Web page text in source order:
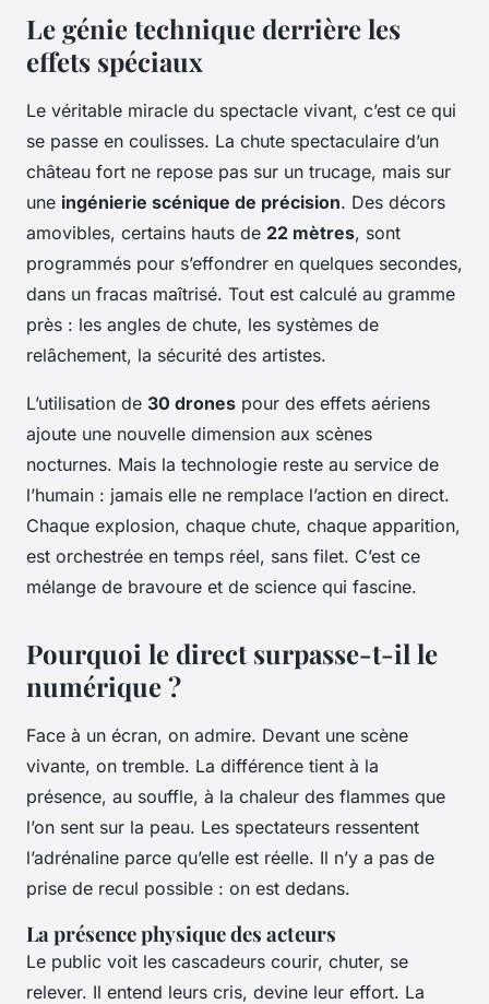
Le génie technique derrière les
effets spéciaux
Le véritable miracle du spectacle vivant, c’est ce qui
se passe en coulisses. La chute spectaculaire d’un
château fort ne repose pas sur un trucage, mais sur
une ingénierie scénique de précision. Des décors
amovibles, certains hauts de 22 mètres, sont
programmés pour s’effondrer en quelques secondes,
dans un fracas maîtrisé. Tout est calculé au gramme
près : les angles de chute, les systèmes de
relâchement, la sécurité des artistes.
L’utilisation de 30 drones pour des effets aériens
ajoute une nouvelle dimension aux scènes
nocturnes. Mais la technologie reste au service de
l’humain : jamais elle ne remplace l’action en direct.
Chaque explosion, chaque chute, chaque apparition,
est orchestrée en temps réel, sans filet. C’est ce
mélange de bravoure et de science qui fascine.
Pourquoi le direct surpasse-t-il le
numérique ?
Face à un écran, on admire. Devant une scène
vivante, on tremble. La différence tient à la
présence, au souffle, à la chaleur des flammes que
l’on sent sur la peau. Les spectateurs ressentent
l’adrénaline parce qu’elle est réelle. Il n’y a pas de
prise de recul possible : on est dedans.
La présence physique des acteurs
Le public voit les cascadeurs courir, chuter, se
relever. Il entend leurs cris, devine leur effort. La